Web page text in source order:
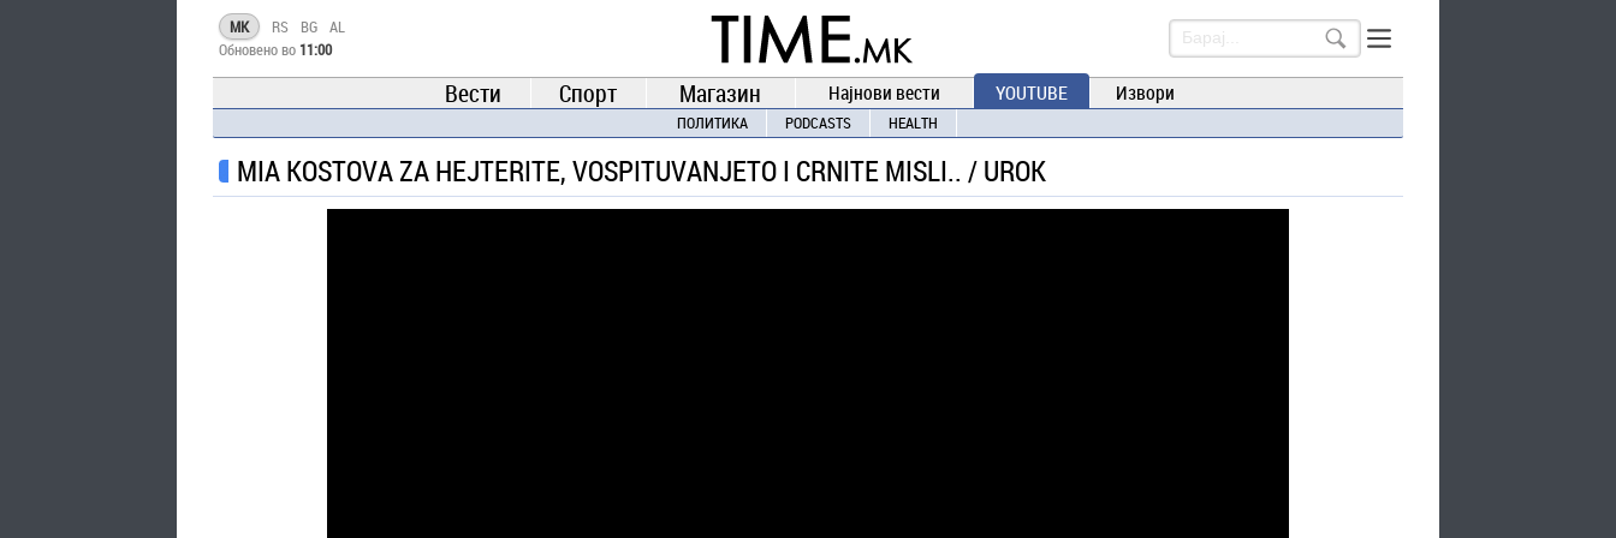
TIME.mk
ВЕСТИ
NEWS
MK RS BG AL
Обновено во 11:00
Вести Спорт Магазин Најнови вести YOUTUBE Извори
ПОЛИТИКА PODCASTS HEALTH
MIA KOSTOVA ZA HEJTERITE, VOSPITUVANJETO I CRNITE MISLI.. / UROK